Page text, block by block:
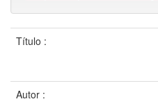
Título :
Autor :